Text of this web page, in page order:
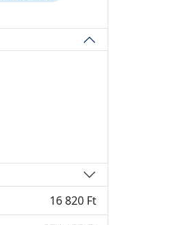
16 820 Ft